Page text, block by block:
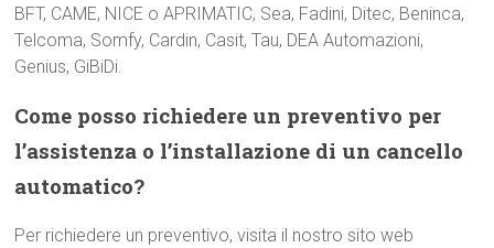
BFT, CAME, NICE o APRIMATIC, Sea, Fadini, Ditec, Beninca,
Telcoma, Somfy, Cardin, Casit, Tau, DEA Automazioni,
Genius, GiBiDi.
Come posso richiedere un preventivo per
l’assistenza o l’installazione di un cancello
automatico?
Per richiedere un preventivo, visita il nostro sito web